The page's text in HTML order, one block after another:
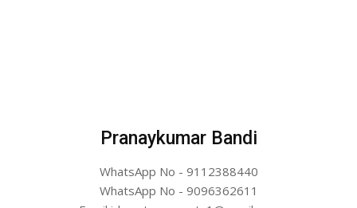
Pranaykumar Bandi
WhatsApp No - 9112388440
WhatsApp No - 9096362611